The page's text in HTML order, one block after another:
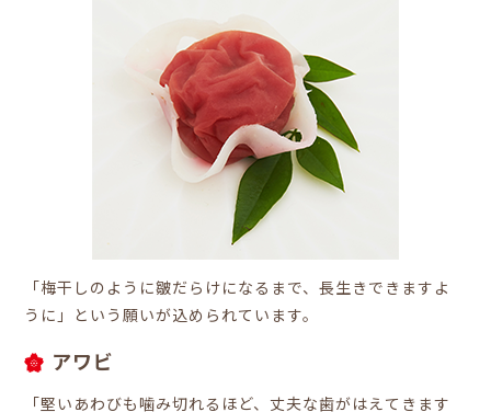
「梅干しのように皺だらけになるまで、長生きできますよ
うに」という願いが込められています。
アワビ
「堅いあわびも噛み切れるほど、丈夫な歯がはえてきます